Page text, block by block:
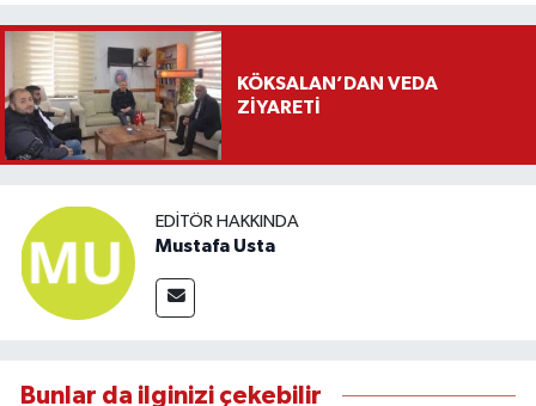
KÖKSALAN’DAN VEDA
ZİYARETİ
EDITÖR HAKKINDA
Mustafa Usta
Bunlar da ilginizi çekebilir